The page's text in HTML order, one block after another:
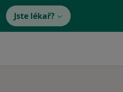
Jste lékař?